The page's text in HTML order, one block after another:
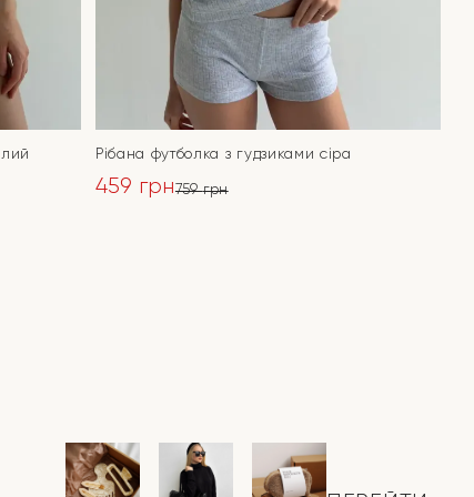
Рібана футболка з гудзиками сіра
759грн
459 грн